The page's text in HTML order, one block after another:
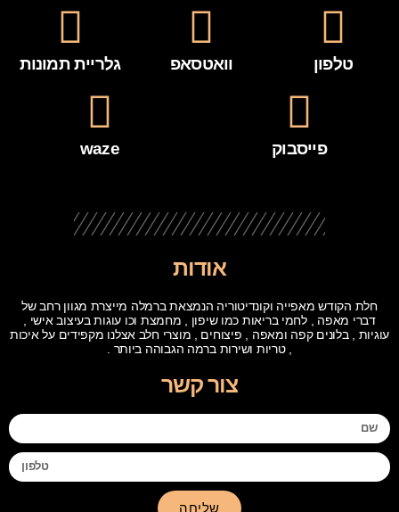
טלפון וואטסאפ גלריית תמונות
פייסבוק waze
אודות
חלת הקודש מאפייה וקונדיטוריה הנמצאת ברמלה מייצרת מגוון רחב של
דברי מאפה , לחמי בריאות כמו שיפון , מחמצת וכו עוגות בעיצוב אישי ,
עוגיות , בלונים קפה ומאפה , פיצוחים , מוצרי חלב אצלנו מקפידים על איכות
, טריות ושירות ברמה הגבוהה ביותר .
צור קשר
שליחה